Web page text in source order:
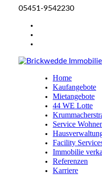
05451-9542230
Home
Kaufangebote
Mietangebote
44 WE Lotte
Service
Facility
Immobilie
Referenzen
Karriere